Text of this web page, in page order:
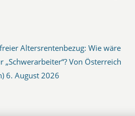
Altersrentenbezug: Wie wäre
Von Österreich
6. August 2026